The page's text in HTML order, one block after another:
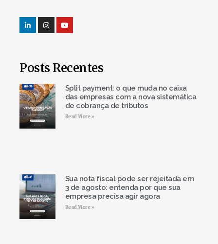
Posts Recentes
Split payment: o que muda no caixa
das empresas com a nova sistemática
de cobrança de tributos
Read More »
Sua nota fiscal pode ser rejeitada em
3 de agosto: entenda por que sua
empresa precisa agir agora
Read More »